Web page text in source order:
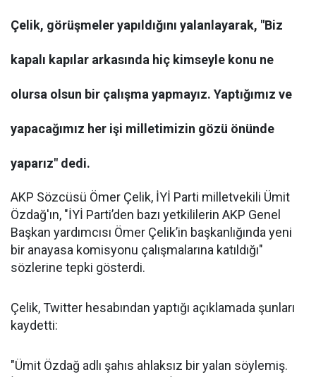
Çelik, görüşmeler yapıldığını yalanlayarak, "Biz
kapalı kapılar arkasında hiç kimseyle konu ne
olursa olsun bir çalışma yapmayız. Yaptığımız ve
yapacağımız her işi milletimizin gözü önünde
yaparız" dedi.
AKP Sözcüsü Ömer Çelik, İYİ Parti milletvekili Ümit
Özdağ'ın, "İYİ Parti’den bazı yetkililerin AKP Genel
Başkan yardımcısı Ömer Çelik’in başkanlığında yeni
bir anayasa komisyonu çalışmalarına katıldığı"
sözlerine tepki gösterdi.
Çelik, Twitter hesabından yaptığı açıklamada şunları
kaydetti:
"Ümit Özdağ adlı şahıs ahlaksız bir yalan söylemiş.